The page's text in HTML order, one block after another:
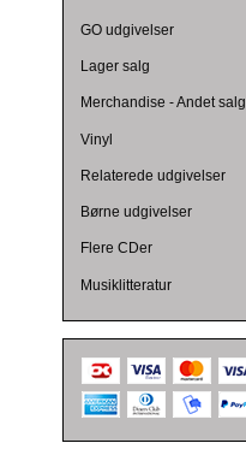
GO udgivelser
Lager salg
Merchandise - Andet salg
Vinyl
Relaterede udgivelser
Børne udgivelser
Flere CDer
Musiklitteratur